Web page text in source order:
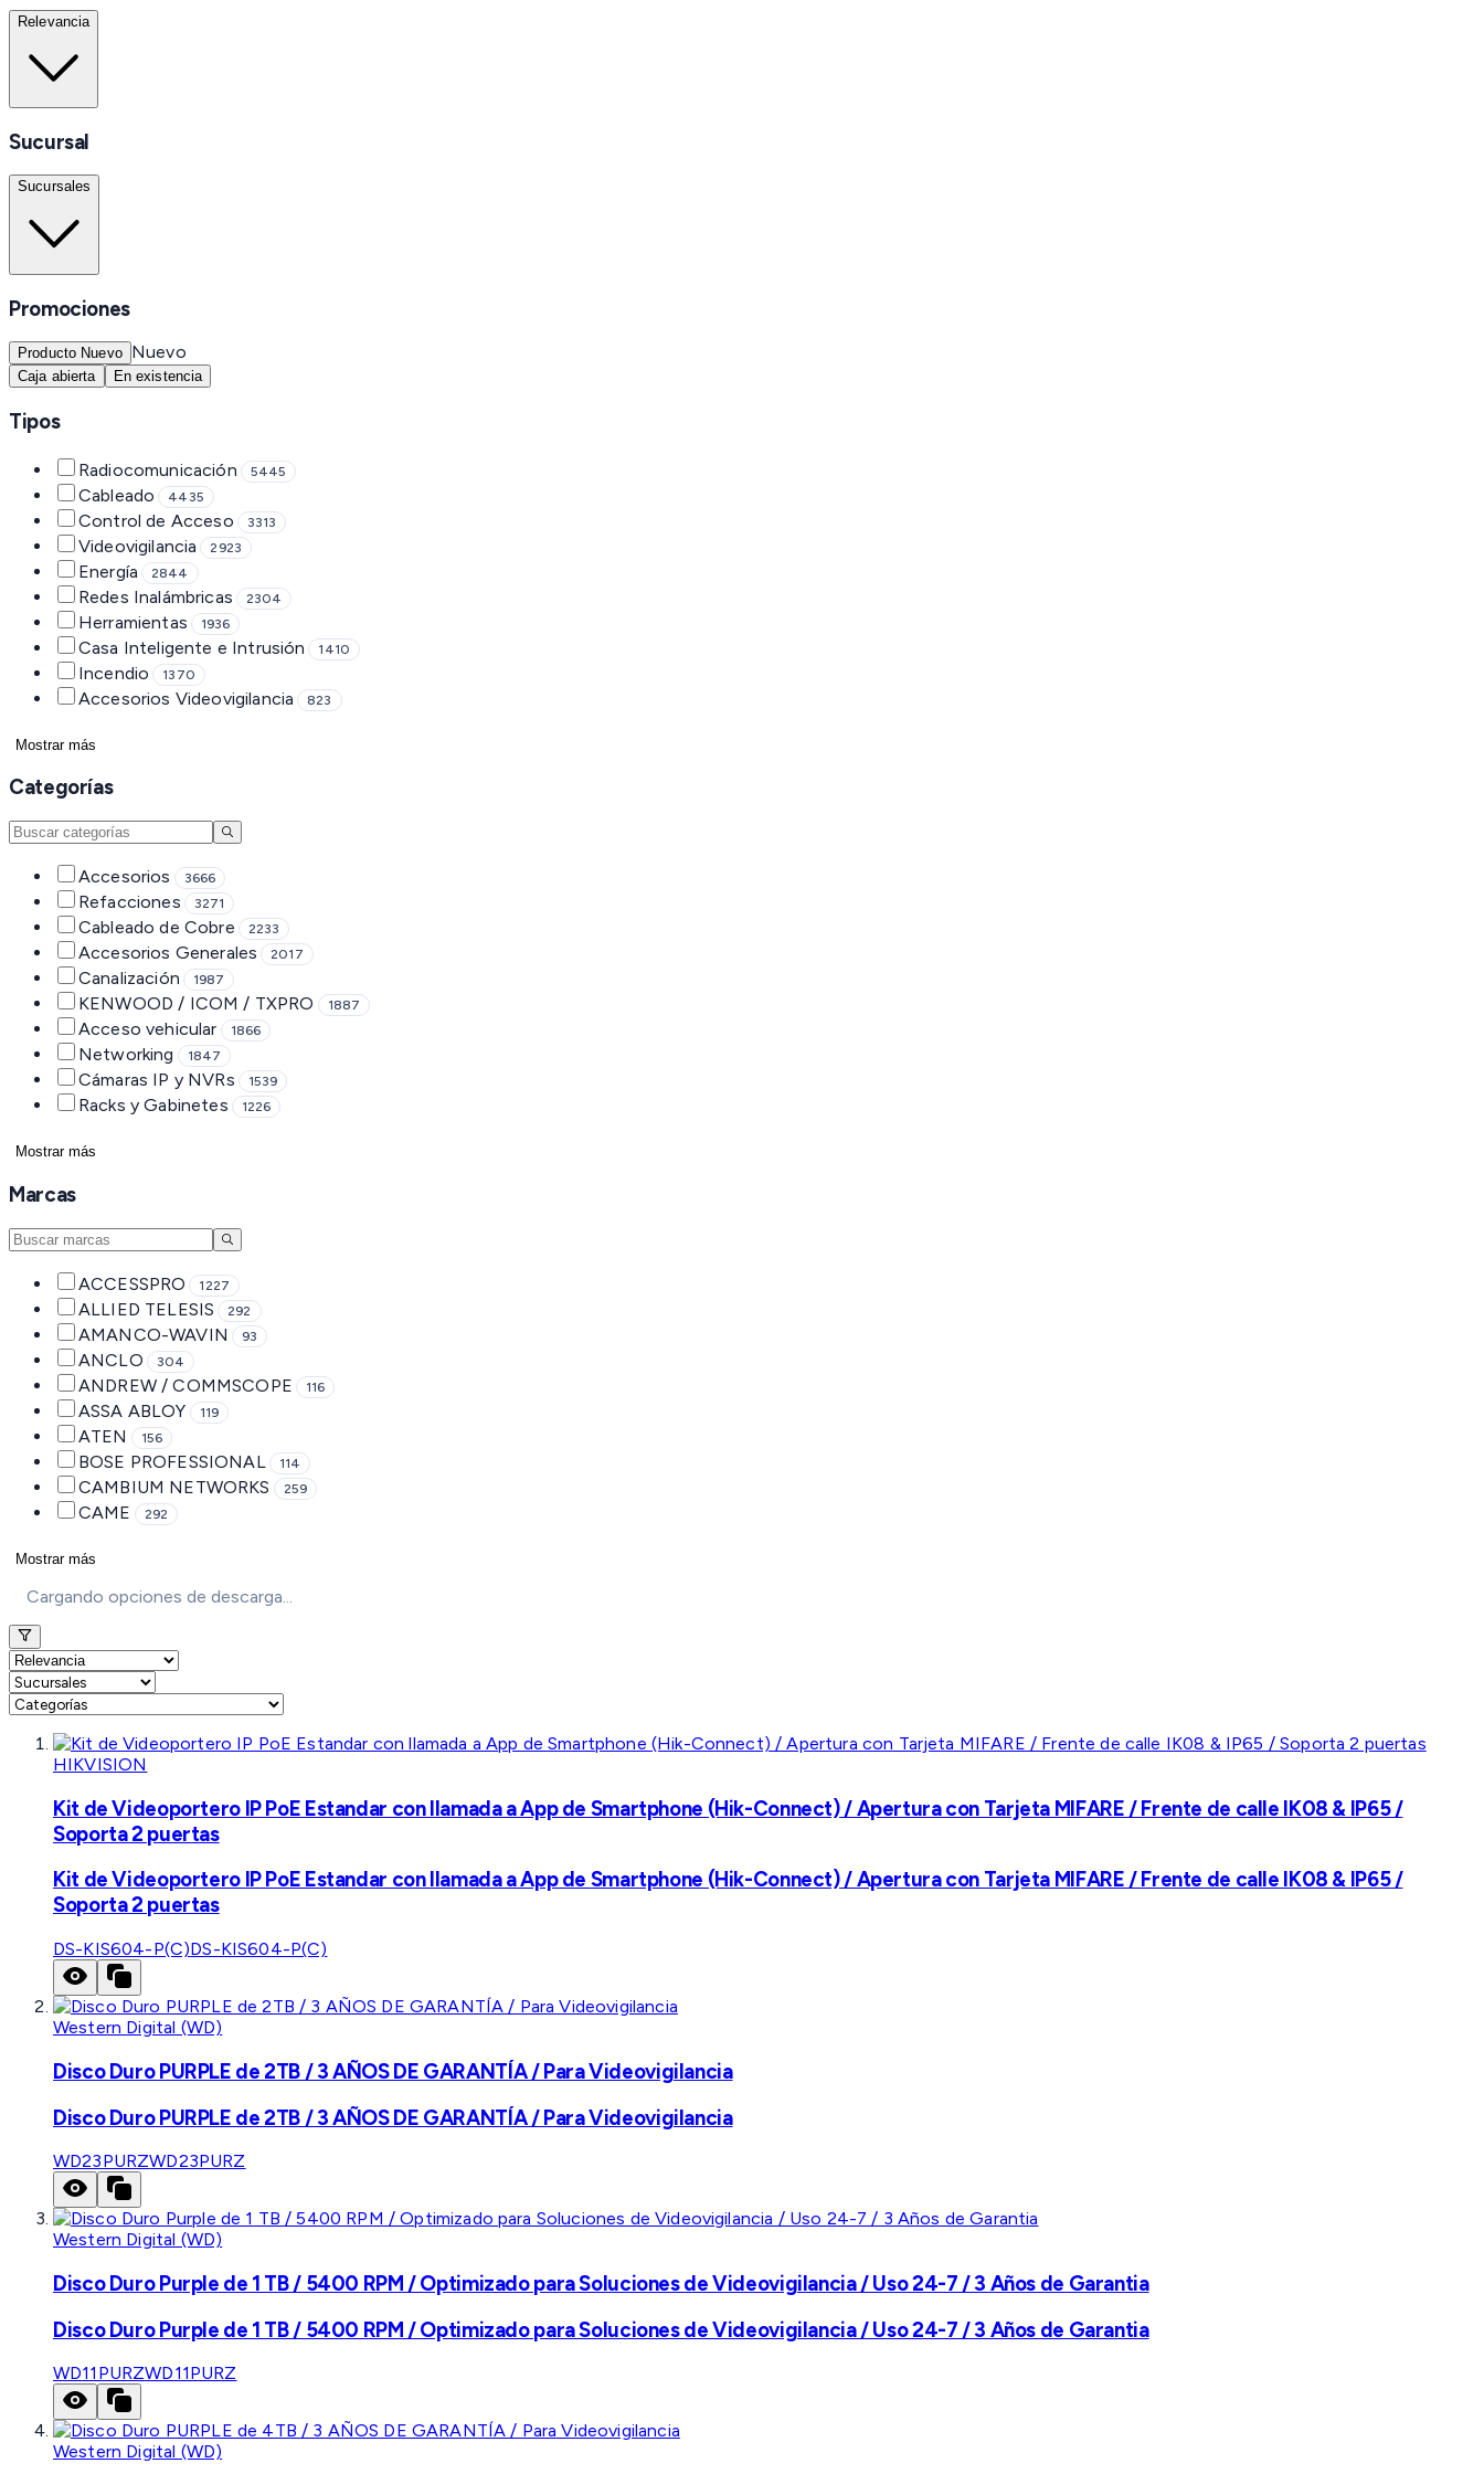
Relevancia
Sucursal
Sucursales
Promociones
Producto Nuevo Nuevo
Caja abierta En existencia
Tipos
Radiocomunicación 5445
Cableado 4435
Control de Acceso 3313
Videovigilancia 2923
Energía 2844
Redes Inalámbricas 2304
Herramientas 1936
Casa Inteligente e Intrusión 1410
Incendio 1370
Accesorios Videovigilancia 823
Mostrar más
Categorías
Accesorios 3666
Refacciones 3271
Cableado de Cobre 2233
Accesorios Generales 2017
Canalización 1987
KENWOOD / ICOM / TXPRO 1887
Acceso vehicular 1866
Networking 1847
Cámaras IP y NVRs 1539
Racks y Gabinetes 1226
Mostrar más
Marcas
ACCESSPRO 1227
ALLIED TELESIS 292
AMANCO-WAVIN 93
ANCLO 304
ANDREW / COMMSCOPE 116
ASSA ABLOY 119
ATEN 156
BOSE PROFESSIONAL 114
CAMBIUM NETWORKS 259
CAME 292
Mostrar más
Cargando opciones de descarga...
HIKVISION
Kit de Videoportero IP PoE Estandar con llamada a App de Smartphone (Hik-Connect) / Apertura con Tarjeta MIFARE / Frente de calle IK08 & IP65 /
Soporta 2 puertas
Kit de Videoportero IP PoE Estandar con llamada a App de Smartphone (Hik-Connect) / Apertura con Tarjeta MIFARE / Frente de calle IK08 & IP65 /
Soporta 2 puertas
DS-KIS604-P(C)DS-KIS604-P(C)
Western Digital (WD)
Disco Duro PURPLE de 2TB / 3 AÑOS DE GARANTÍA / Para Videovigilancia
Disco Duro PURPLE de 2TB / 3 AÑOS DE GARANTÍA / Para Videovigilancia
WD23PURZWD23PURZ
Western Digital (WD)
Disco Duro Purple de 1 TB / 5400 RPM / Optimizado para Soluciones de Videovigilancia / Uso 24-7 / 3 Años de Garantia
Disco Duro Purple de 1 TB / 5400 RPM / Optimizado para Soluciones de Videovigilancia / Uso 24-7 / 3 Años de Garantia
WD11PURZWD11PURZ
Western Digital (WD)